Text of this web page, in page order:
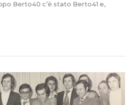
Berto40 c’è stato Berto41 e,